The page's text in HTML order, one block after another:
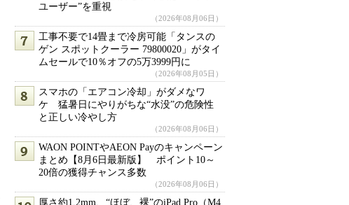
ユーザー”を重視
（2026年08月06日）
工事不要で14畳まで冷房可能「タンスの
ゲン スポットクーラー 79800020」がタイ
ムセールで10％オフの5万3999円に
（2026年08月05日）
スマホの「エアコン冷却」がダメなワ
ケ 猛暑日にやりがちな“水没”の危険性
と正しい冷やし方
（2026年08月06日）
WAON POINTやAEON Payのキャンペーン
まとめ【8月6日最新版】 ポイント10～
20倍の獲得チャンス多数
（2026年08月06日）
厚さ約1.2mm、“ほぼ、裸”のiPad Pro（M4